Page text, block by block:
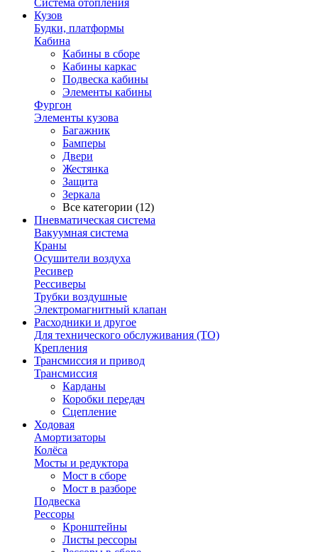
Система отопления
Кузов
Будки, платформы
Кабина
Кабины в сборе
Кабины каркас
Подвеска кабины
Элементы кабины
Фургон
Элементы кузова
Багажник
Бамперы
Двери
Жестянка
Защита
Зеркала
Все категории (12)
Пневматическая система
Вакуумная система
Краны
Осушители воздуха
Ресивер
Рессиверы
Трубки воздушные
Электромагнитный клапан
Расходники и другое
Для технического обслуживания (ТО)
Крепления
Трансмиссия и привод
Трансмиссия
Карданы
Коробки передач
Сцепление
Ходовая
Амортизаторы
Колёса
Мосты и редуктора
Мост в сборе
Мост в разборе
Подвеска
Рессоры
Кронштейны
Листы рессоры